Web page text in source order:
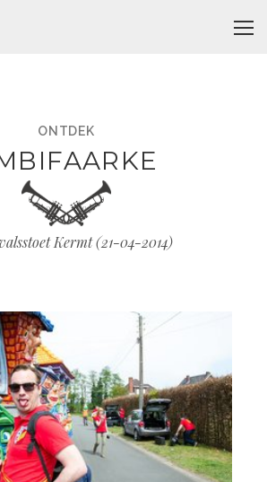
ONTDEK
Kermt (21-04-2014)